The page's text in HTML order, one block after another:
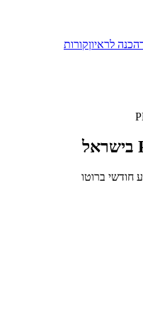
הכנה לראיוןקורות
בישראל